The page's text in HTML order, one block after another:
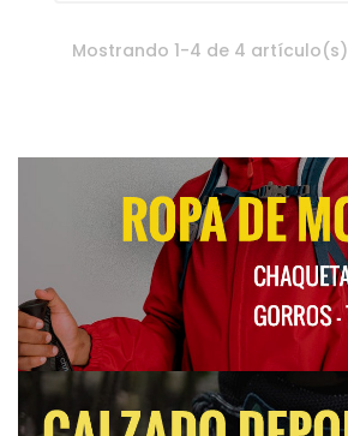
Mostrando 1-4 de 4 artículo(s)